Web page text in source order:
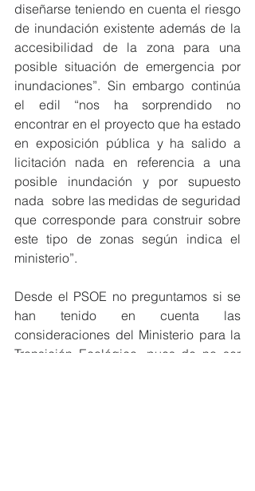
diseñarse teniendo en cuenta el riesgo
de inundación existente además de la
accesibilidad de la zona para una
posible situación de emergencia por
inundaciones”. Sin embargo continúa
el edil “nos ha sorprendido no
encontrar en el proyecto que ha estado
en exposición pública y ha salido a
licitación nada en referencia a una
posible inundación y por supuesto
nada  sobre las medidas de seguridad
que corresponde para construir sobre
este tipo de zonas según indica el
ministerio”.
Desde el PSOE no preguntamos si se
han tenido en cuenta las
consideraciones del Ministerio para la
Transición Ecológica, pues de no ser